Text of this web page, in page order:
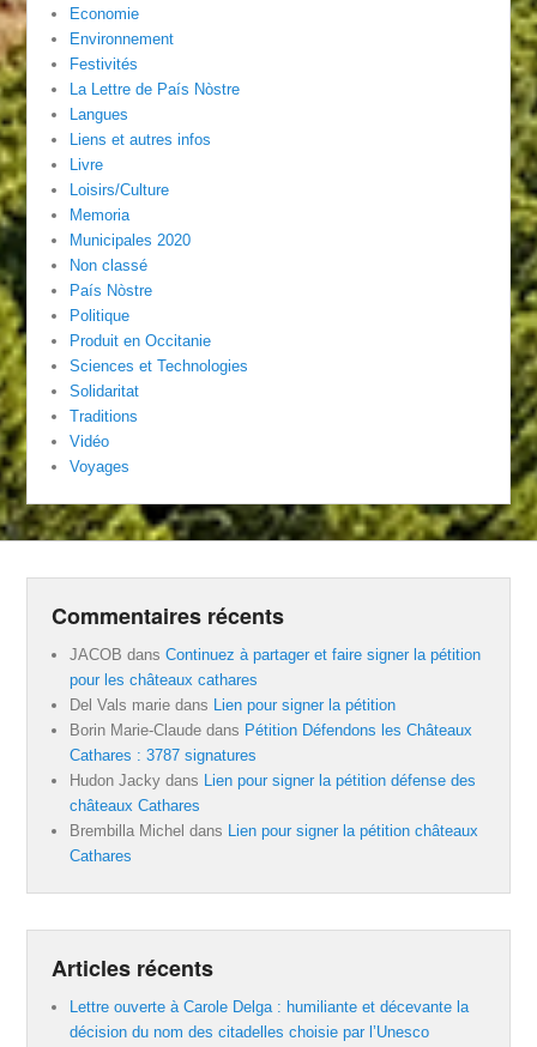
Economie
Environnement
Festivités
La Lettre de País Nòstre
Langues
Liens et autres infos
Livre
Loisirs/Culture
Memoria
Municipales 2020
Non classé
País Nòstre
Politique
Produit en Occitanie
Sciences et Technologies
Solidaritat
Traditions
Vidéo
Voyages
Commentaires récents
JACOB dansContinuez à partager et faire signer la pétition
pour les châteaux cathares
Del Vals marie dans Lien pour signer la pétition
Borin Marie-Claude dans Pétition Défendons les Châteaux
Cathares : 3787 signatures
Hudon Jacky dans Lien pour signer la pétition défense des
châteaux Cathares
Brembilla Michel dans Lien pour signer la pétition châteaux
Cathares
Articles récents
Lettre ouverte à Carole Delga : humiliante et décevante la
décision du nom des citadelles choisie par l’Unesco